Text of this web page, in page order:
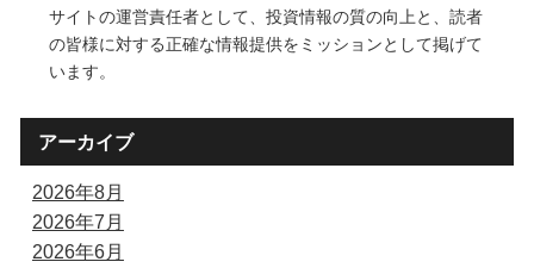
サイトの運営責任者として、投資情報の質の向上と、読者
の皆様に対する正確な情報提供をミッションとして掲げて
います。
アーカイブ
2026年8月
2026年7月
2026年6月